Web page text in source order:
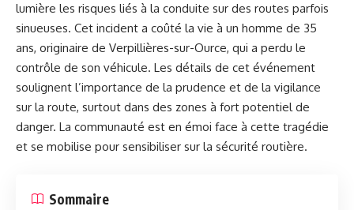
lumière les risques liés à la conduite sur des routes parfois
sinueuses. Cet incident a coûté la vie à un homme de 35
ans, originaire de Verpillières-sur-Ource, qui a perdu le
contrôle de son véhicule. Les détails de cet événement
soulignent l’importance de la prudence et de la vigilance
sur la route, surtout dans des zones à fort potentiel de
danger. La communauté est en émoi face à cette tragédie
et se mobilise pour sensibiliser sur la sécurité routière.
Sommaire